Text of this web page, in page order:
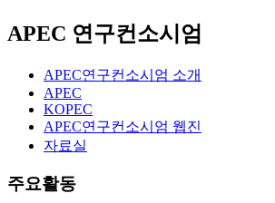
APEC 연구컨소시엄
APEC연구컨소시엄 소개
APEC
KOPEC
APEC연구컨소시엄 웹진
자료실
주요활동